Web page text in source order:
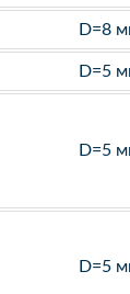
D=8
D=5
D=5
D=5